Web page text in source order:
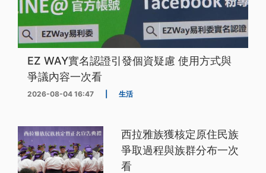
EZ WAY實名認證引發個資疑慮 使用方式與
爭議內容一次看
2026-08-04 16:47 生活
西拉雅族獲核定原住民族
爭取過程與族群分布一次
看